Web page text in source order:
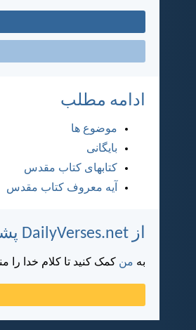
ادامه مطلب
موضوع ها
بایگانی
کتابهای کتاب مقدس
آیه معروف کتاب مقدس
از DailyVerses.net پشتیبانی کنید
به من کمک کنید تا کلام خدا را